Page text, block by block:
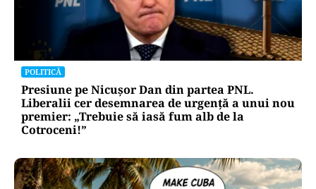
POLITICĂ
Presiune pe Nicușor Dan din partea PNL.
Liberalii cer desemnarea de urgență a unui nou
premier: „Trebuie să iasă fum alb de la
Cotroceni!”